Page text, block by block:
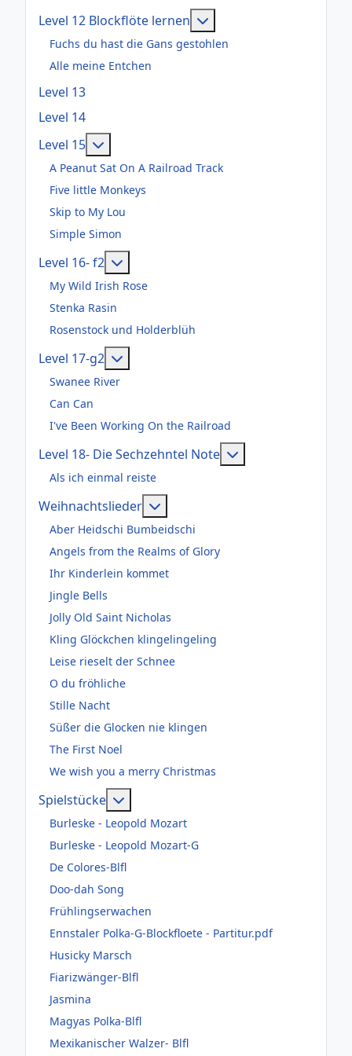
Level 12 Blockflöte lernen
Fuchs du hast die Gans gestohlen
Alle meine Entchen
Level 13
Level 14
Level 15
A Peanut Sat On A Railroad Track
Five little Monkeys
Skip to My Lou
Simple Simon
Level 16- f2
My Wild Irish Rose
Stenka Rasin
Rosenstock und Holderblüh
Level 17-g2
Swanee River
Can Can
I've Been Working On the Railroad
Level 18- Die Sechzehntel Note
Als ich einmal reiste
Weihnachtslieder
Aber Heidschi Bumbeidschi
Angels from the Realms of Glory
Ihr Kinderlein kommet
Jingle Bells
Jolly Old Saint Nicholas
Kling Glöckchen klingelingeling
Leise rieselt der Schnee
O du fröhliche
Stille Nacht
Süßer die Glocken nie klingen
The First Noel
We wish you a merry Christmas
Spielstücke
Burleske - Leopold Mozart
Burleske - Leopold Mozart-G
De Colores-Blfl
Doo-dah Song
Frühlingserwachen
Ennstaler Polka-G-Blockfloete - Partitur.pdf
Husicky Marsch
Fiarizwänger-Blfl
Jasmina
Magyas Polka-Blfl
Mexikanischer Walzer- Blfl